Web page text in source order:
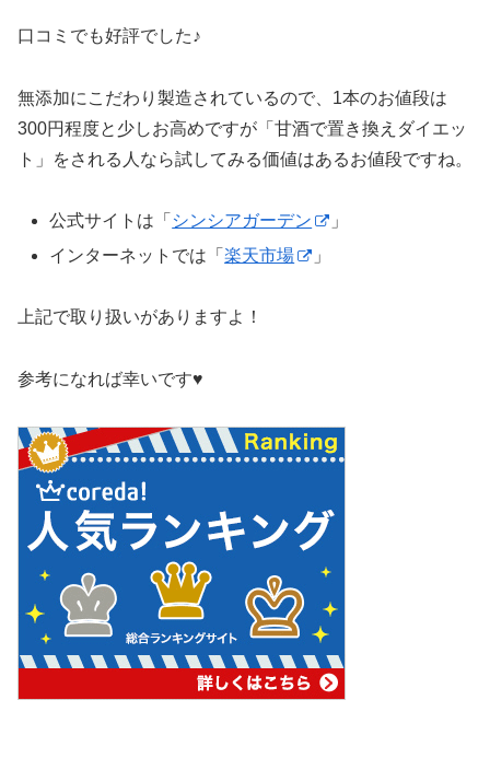
口コミでも好評でした♪
無添加にこだわり製造されているので、1本のお値段は
300円程度と少しお高めですが「甘酒で置き換えダイエッ
ト」をされる人なら試してみる価値はあるお値段ですね。
公式サイトは「 シンシアガーデン
」
インターネットでは「楽天市場 」
上記で取り扱いがありますよ！
参考になれば幸いです♥